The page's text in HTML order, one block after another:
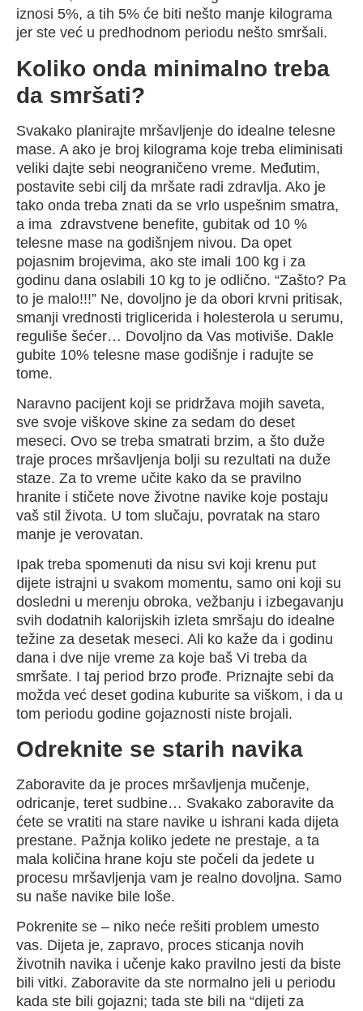
iznosi 5%, a tih 5% će biti nešto manje kilograma
jer ste već u predhodnom periodu nešto smršali.
Koliko onda minimalno treba
da smršati?
Svakako planirajte mršavljenje do idealne telesne
mase. A ako je broj kilograma koje treba eliminisati
veliki dajte sebi neograničeno vreme. Međutim,
postavite sebi cilj da mršate radi zdravlja. Ako je
tako onda treba znati da se vrlo uspešnim smatra,
a ima zdravstvene benefite, gubitak od 10 %
telesne mase na godišnjem nivou. Da opet
pojasnim brojevima, ako ste imali 100 kg i za
godinu dana oslabili 10 kg to je odlično. “Zašto? Pa
to je malo!!!” Ne, dovoljno je da obori krvni pritisak,
smanji vrednosti triglicerida i holesterola u serumu,
reguliše šećer… Dovoljno da Vas motiviše. Dakle
gubite 10% telesne mase godišnje i radujte se
tome.
Naravno pacijent koji se pridržava mojih saveta,
sve svoje viškove skine za sedam do deset
meseci. Ovo se treba smatrati brzim, a što duže
traje proces mršavljenja bolji su rezultati na duže
staze. Za to vreme učite kako da se pravilno
hranite i stičete nove životne navike koje postaju
vaš stil života. U tom slučaju, povratak na staro
manje je verovatan.
Ipak treba spomenuti da nisu svi koji krenu put
dijete istrajni u svakom momentu, samo oni koji su
dosledni u merenju obroka, vežbanju i izbegavanju
svih dodatnih kalorijskih izleta smršaju do idealne
težine za desetak meseci. Ali ko kaže da i godinu
dana i dve nije vreme za koje baš Vi treba da
smršate. I taj period brzo prođe. Priznajte sebi da
možda već deset godina kuburite sa viškom, i da u
tom periodu godine gojaznosti niste brojali.
Odreknite se starih navika
Zaboravite da je proces mršavljenja mučenje,
odricanje, teret sudbine… Svakako zaboravite da
ćete se vratiti na stare navike u ishrani kada dijeta
prestane. Pažnja koliko jedete ne prestaje, a ta
mala količina hrane koju ste počeli da jedete u
procesu mršavljenja vam je realno dovoljna. Samo
su naše navike bile loše.
Pokrenite se – niko neće rešiti problem umesto
vas. Dijeta je, zapravo, proces sticanja novih
životnih navika i učenje kako pravilno jesti da biste
bili vitki. Zaboravite da ste normalno jeli u periodu
kada ste bili gojazni; tada ste bili na “dijeti za